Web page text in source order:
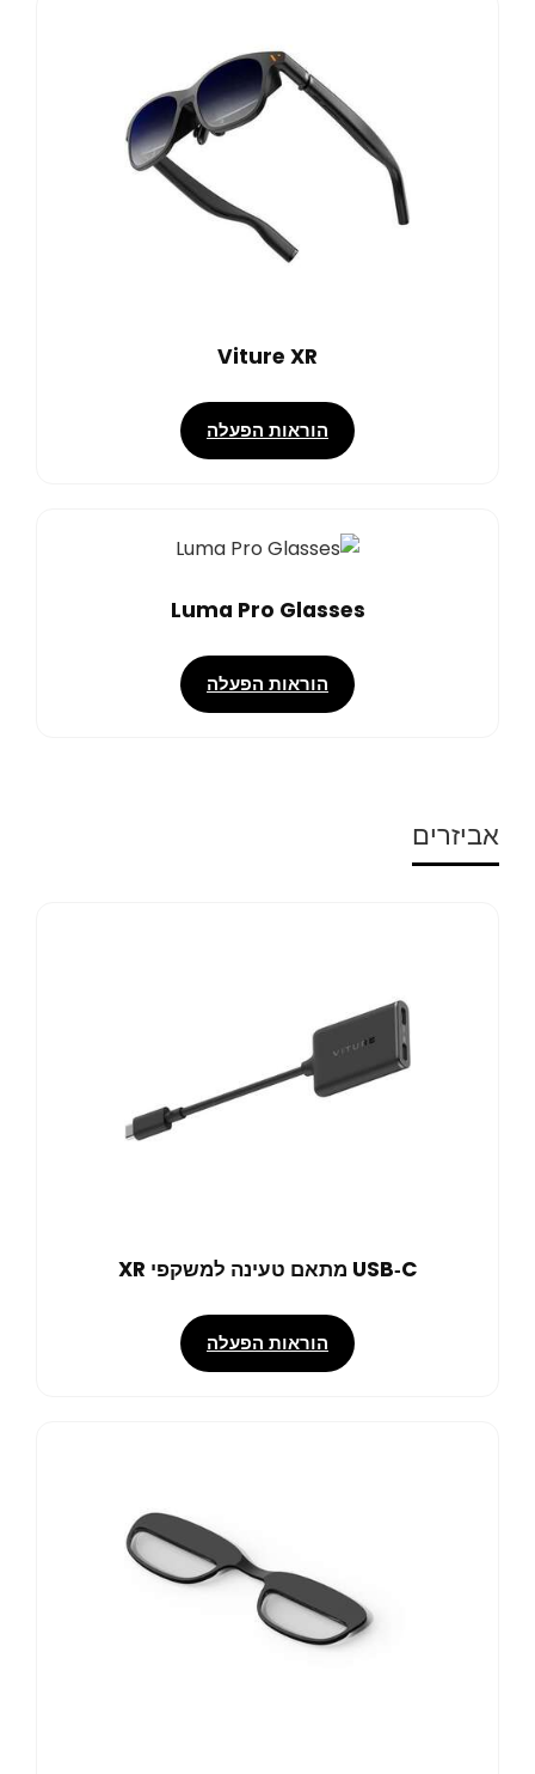
Viture XR
הוראות הפעלה
Luma Pro Glasses
הוראות הפעלה
אביזרים
USB‑C מתאם טעינה למשקפי XR
הוראות הפעלה